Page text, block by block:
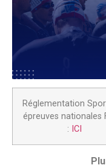
Réglementation
épreuves nationales
: ICI